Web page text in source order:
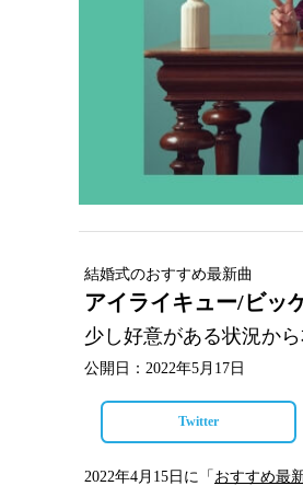
結婚式のおすすめ最新曲
アイライキュー/ビッ
少し好意がある状況か
公開日：2022年5月17日
Twitter
2022年4月15日に「 おすすめ最